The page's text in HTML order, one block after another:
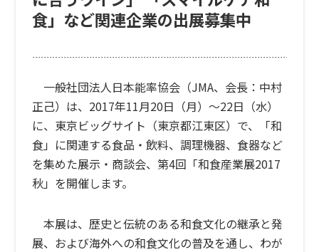
食」など関連企業の出展募集中
一般社団法人日本能率協会（JMA、会長：中村
正己）は、2017年11月20日（月）〜22日（水）
に、東京ビッグサイト（東京都江東区）で、「和
食」に関連する食品・飲料、調理機器、食器など
を集めた展示・商談会、 第4回「和食産業展2017
秋」 を開催します。
本展は、歴史と伝統のある和食文化の継承と発
展、および海外への和食文化の普及を通し、わが